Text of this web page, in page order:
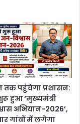
पहुंचेगा प्रशासन:
हुआ ‘मुख्यमंत्री
अभियान-2026’,
गांवों में लगेगा